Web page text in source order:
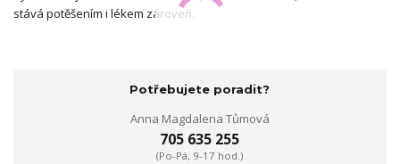
stává potěšením i lékem zároveň.
Potřebujete poradit?
Anna Magdalena Tůmová
705 635 255
(Po-Pá, 9-17 hod.)